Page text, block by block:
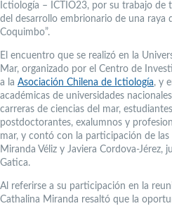
Ictiología – ICTIO23, por su trabajo de
del desarrollo embrionario de una raya
Coquimbo”.
El encuentro que se realizó en la
Mar, organizado por el Centro de
a la Asociación Chilena de Ictiología, y
académicas de universidades
carreras de ciencias del mar,
postdoctorantes, exalumnos y
mar, y contó con la participación de
Miranda Véliz y Javiera Cordova-
Gatica.
Al referirse a su participación en la
Cathalina Miranda resaltó que la